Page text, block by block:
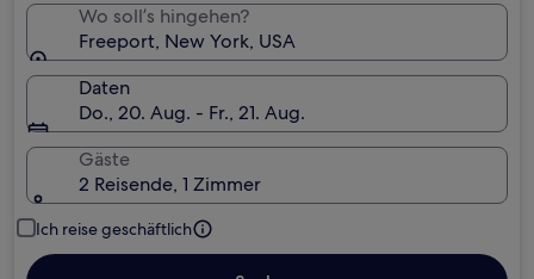
Wo soll’s hingehen?
Freeport, New York, USA
Daten
Do., 20. Aug. - Fr., 21. Aug.
Gäste
2 Reisende, 1 Zimmer
Ich reise geschäftlich